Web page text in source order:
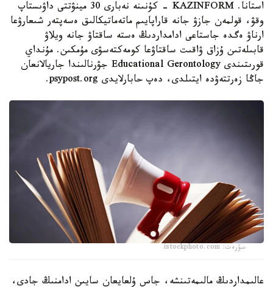
استانا. KAZINFORM - كۇنىنە نەبارى 30 مينۋتتى داۋىستاپ
وقۋ، قولمەن جازۋ جانە قاراپايىم ماتەماتيكالىق ەسەپتەر شىعارۋعا
ارناۋ ەگدە جاستاعى ادامداردىڭ ەستە ساقتاۋ جانە ويلاۋ
قابىلەتىن ۇزاق ۋاقىت ساقتاۋعا كومەكتەسۋى مۇمكىن. مۇنداي
قورىتىندى Educational Gerontology جۋرنالىندا جاريالانعان
جاڭا زەرتتەۋدە ايتىلدى، دەپ حابارلايدى psypost.org.
سۋرەت: istockphoto.com
عالىمداردىڭ مالىمەتىنشە، جاس ۇلعايعان سايىن ادامنىڭ جادى،